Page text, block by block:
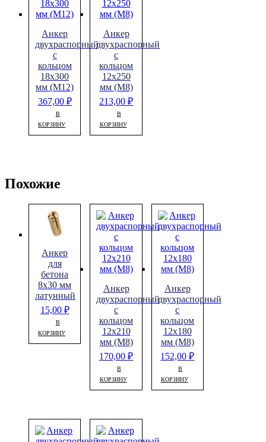
Анкер
двухраспорный
с
кольцом
18х300
мм (М12)
367,00 ₽
В
КОРЗИНУ
Анкер
двухраспорный
с
кольцом
12х250
мм (М8)
213,00₽
В
КОРЗИНУ
Похожие
Анкер
для
бетона
8х30 мм
латунный
15,00 ₽
В
КОРЗИНУ
Анкер
двухраспорный
с
кольцом
12х210
мм (М8)
170,00₽
В
КОРЗИНУ
Анкер
двухраспорный
с
кольцом
12х180
мм (М8)
152,00₽
В
КОРЗИНУ